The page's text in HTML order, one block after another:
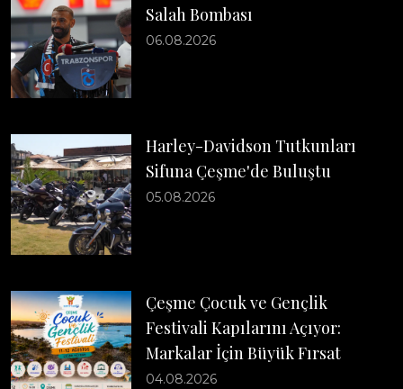
Salah Bombası
06.08.2026
Harley-Davidson Tutkunları
Sifuna Çeşme'de Buluştu
05.08.2026
Çeşme Çocuk ve Gençlik
Festivali Kapılarını Açıyor:
Markalar İçin Büyük Fırsat
04.08.2026